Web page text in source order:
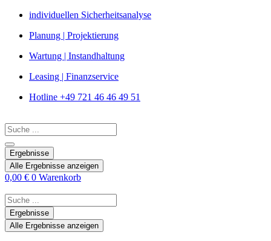
Zum
springen
individuellen Sicherheitsanalyse
Planung | Projektierung
Wartung | Instandhaltung
Leasing | Finanzservice
Hotline +49 721 46 46 49 51
Search
...
Ergebnisse
Alle Ergebnisse anzeigen
0,00 € 0 Warenkorb
Search
...Ergebnisse
Alle Ergebnisse anzeigen